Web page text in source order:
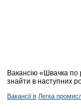
Вакансію «Швачка
знайти в наступних
Вакансії в Легка